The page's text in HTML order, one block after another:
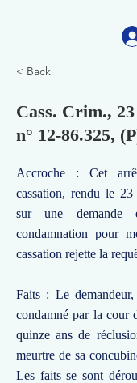
< Back
Cass. Crim.,
n° 12-86.325,
Accroche : Cet
cassation, rendu le
sur une demande
condamnation pour
cassation rejette la
Faits : Le
condamné par la cour
quinze ans de
meurtre de sa
Les faits se sont